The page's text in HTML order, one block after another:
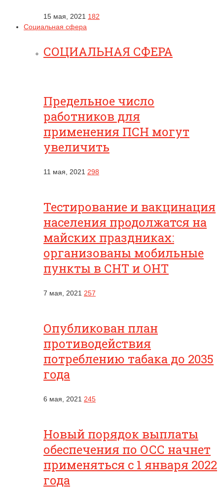
15 мая, 2021 182
Социальная сфера
СОЦИАЛЬНАЯ СФЕРА
Предельное число
работников для
применения ПСН могут
увеличить
11 мая, 2021 298
Тестирование и вакцинация
населения продолжатся на
майских праздниках:
организованы мобильные
пункты в СНТ и ОНТ
7 мая, 2021 257
Опубликован план
противодействия
потреблению табака до 2035
года
6 мая, 2021 245
Новый порядок выплаты
обеспечения по ОСС начнет
применяться с 1 января 2022
года